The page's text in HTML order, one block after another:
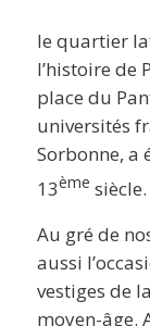
le quartier
l’histoire de
place du
universités
Sorbonne, a
13ème siècle.
Au gré de
aussi
vestiges de
moyen-âge.